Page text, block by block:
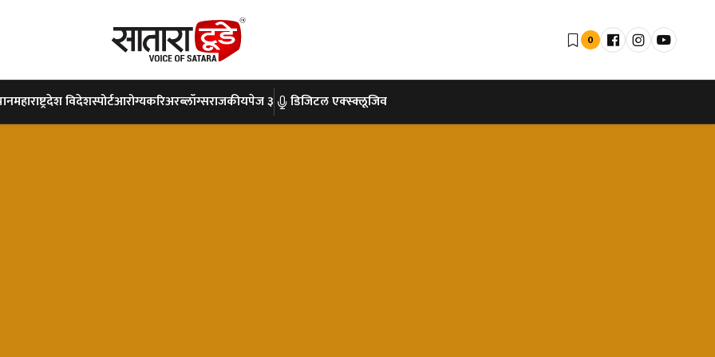
0
महाराष्ट्रदेश विदेशस्पोर्टआरोग्यकरिअरब्लॉग्सराजकीयपेज ३ डिजिटल एक्स्क्लूजिव